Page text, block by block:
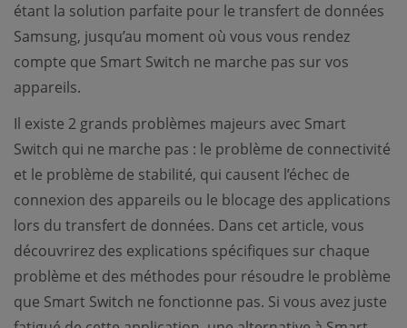
étant la solution parfaite pour le transfert de données
Samsung, jusqu’au moment où vous vous rendez
compte que Smart Switch ne marche pas sur vos
appareils.
Il existe 2 grands problèmes majeurs avec Smart
Switch qui ne marche pas : le problème de connectivité
et le problème de stabilité, qui causent l’échec de
connexion des appareils ou le blocage des applications
lors du transfert de données. Dans cet article, vous
découvrirez des explications spécifiques sur chaque
problème et des méthodes pour résoudre le problème
que Smart Switch ne fonctionne pas. Si vous avez juste